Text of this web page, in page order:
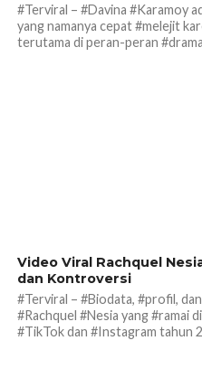
#Terviral – #Davina #Karamoy
yang namanya cepat #melejit
terutama di peran-peran
Video Viral Rachquel
dan Kontroversi
#Terviral – #Biodata, #profil,
#Rachquel #Nesia yang #ramai
#TikTok dan #Instagram tahun